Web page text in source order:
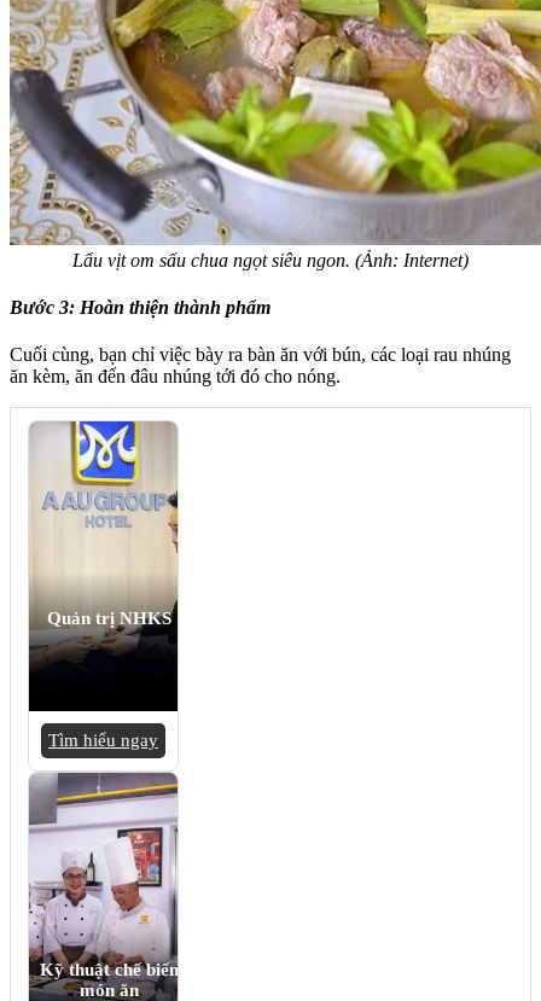
Lẩu vịt om sấu chua ngọt siêu ngon. (Ảnh: Internet)
Bước 3: Hoàn thiện thành phẩm
Cuối cùng, bạn chỉ việc bày ra bàn ăn với bún, các loại rau nhúng
ăn kèm, ăn đến đâu nhúng tới đó cho nóng.
Quản trị NHKS
Tìm hiểu ngay
Kỹ thuật chế biến
món ăn